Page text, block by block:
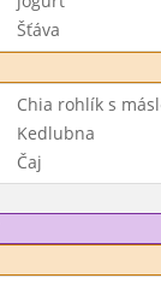
Šťáva
Chia rohlík s
Kedlubna
Čaj